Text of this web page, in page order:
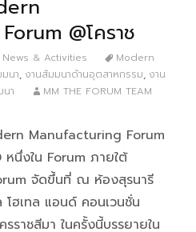
@โคราช
News & Activities
Modern
นา, งานสัมมนาด้านอุตสาหกรรม, งาน
า MM THE FORUM TEAM
Manufacturing Forum
หนึ่งใน Forum ภายใต้
จัดขึ้นที่ ณ ห้องสุรนารี
ฮเทล แอนด์ คอนเวนชั่น
ราชสีมา ในครั้งนี้บรรยายใน